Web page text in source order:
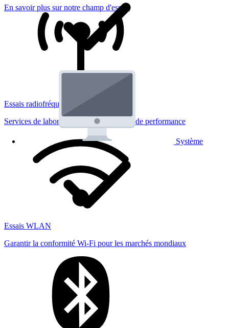
Système
En savoir plus sur notre champ d'essais
Essais radiofréquences
Services de laboratoire réglementaires et de performance
Essais WLAN
Garantir la conformité Wi-Fi pour les marchés mondiaux